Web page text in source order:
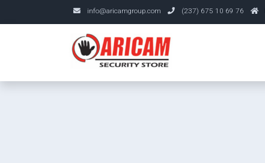
info@aricamgroup.com (237) 675 10 69 76